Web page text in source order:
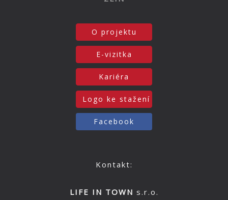
O projektu
E-vizitka
Kariéra
Logo ke stažení
Facebook
Kontakt:
LIFE IN TOWN s.r.o.